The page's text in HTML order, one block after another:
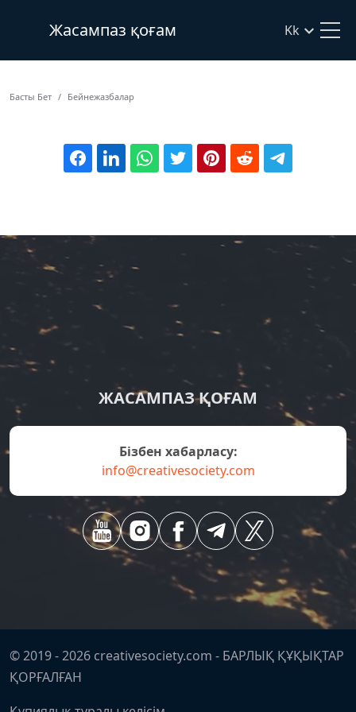
Жасампаз қоғам Kk
Басты Бет Бейнежазбалар
ЖАСАМПАЗ ҚОҒАМ
Бізбен хабарласу:
info@creativesociety.com
© 2019 -2026 creativesociety.com - БАРЛЫҚ ҚҰҚЫҚТАР
ҚОРҒАЛҒАН